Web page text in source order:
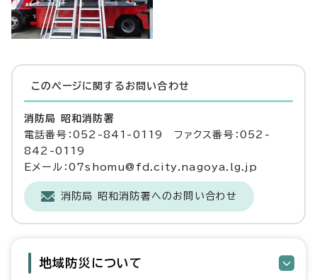
このページに関する お問い合わせ
消防局 昭和消防署
電話番号：052-841-0119 ファクス番号：052-
842-0119
Eメール：07shomu@fd.city.nagoya.lg.jp
消防局 昭和消防署へのお問い合わせ
地域防災について